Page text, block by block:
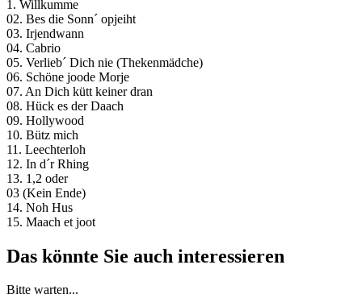
1. Willkumme
02. Bes die Sonn´ opjeiht
03. Irjendwann
04. Cabrio
05. Verlieb´ Dich nie (Thekenmädche)
06. Schöne joode Morje
07. An Dich kütt keiner dran
08. Hück es der Daach
09. Hollywood
10. Bütz mich
11. Leechterloh
12. In d´r Rhing
13. 1,2 oder
03 (Kein Ende)
14. Noh Hus
15. Maach et joot
Das könnte Sie auch interessieren
Bitte warten...